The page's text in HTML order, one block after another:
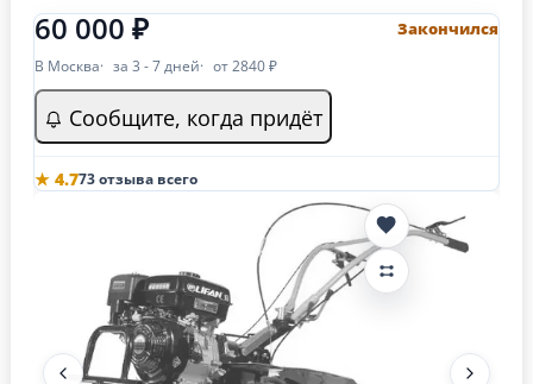
60 000 ₽ Закончился
В Москва за 3 - 7 дней от 2840 ₽
Сообщите, когда придёт
★ 4.773 отзыва всего